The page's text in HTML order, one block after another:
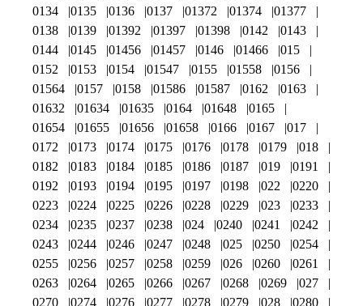
0134
0135 0136 0137 01372 01374
01377
0138
0139 01392 01397 01398 0142
0143
0144
0145 01456 01457 0146 01466
015
0152
0153 0154 01547 0155 01558
0156
01564
0157 0158 01586 01587 0162
0163
01632
01634 01635 0164 01648
0165
01654
01655 01656 01658 0166 0167
017
0172
0173 0174 0175 0176 0178 0179
018
0182
0183 0184 0185 0186 0187 019
0191
0192
0193 0194 0195 0197 0198 022
0220
0223
0224 0225 0226 0228 0229 023
0233
0234
0235 0237 0238 024 0240 0241
0242
0243
0244 0246 0247 0248 025 0250
0254
0255
0256 0257 0258 0259 026 0260
0261
0263
0264 0265 0266 0267 0268 0269
027
0270
0274 0276 0277 0278 0279 028 0280